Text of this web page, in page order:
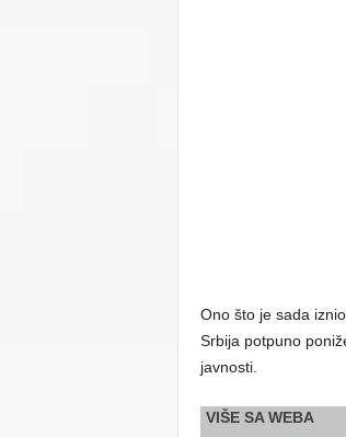
Ono što je sada
Srbija potpuno
javnosti.